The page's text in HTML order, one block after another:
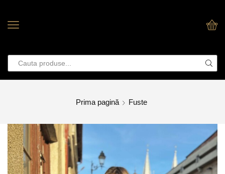
Prima pagină Fuste